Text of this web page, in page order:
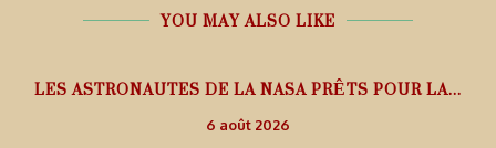
YOU MAY ALSO LIKE
LES ASTRONAUTES DE LA NASA PRÊTS POUR LA...
6 août 2026